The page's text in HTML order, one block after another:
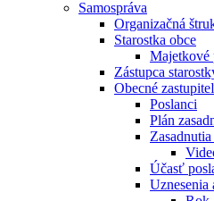
Samospráva
Organizačná
Starostka obce
Majetkové
Zástupca
Obecné
Poslanci
Plán
Účasť
Uznesenia